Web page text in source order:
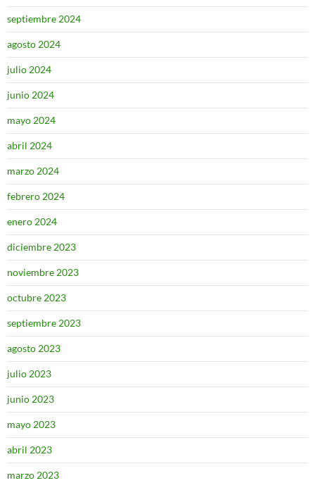
septiembre 2024
agosto 2024
julio 2024
junio 2024
mayo 2024
abril 2024
marzo 2024
febrero 2024
enero 2024
diciembre 2023
noviembre 2023
octubre 2023
septiembre 2023
agosto 2023
julio 2023
junio 2023
mayo 2023
abril 2023
marzo 2023